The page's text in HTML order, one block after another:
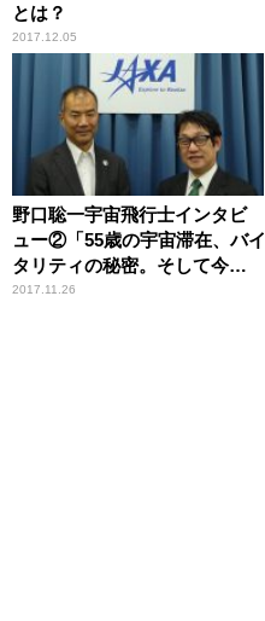
とは？
2017.12.05
野口聡一宇宙飛行士インタビ
ュー②「55歳の宇宙滞在、バイ
タリティの秘密。そして今後
の宇宙ビジネスは？」
2017.11.26